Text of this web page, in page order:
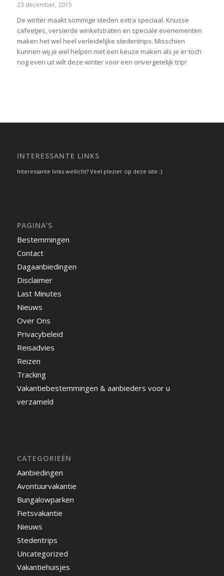
23 december, 2015
De winter maakt sommige steden extra speciaal. Knusse
cafeetjes, versierde winkelstraten en speciale evenementen
maken het wel heel verleidelijke stedentrips. Misschien
kunnen wij je wel helpen met een keuze maken als je er toch
nog even uit wilt deze winter voor een onvergetelijk trip!
INTERESSANTE LINKS
Interessante links wellicht? Veel plezier op deze site :)
PAGINA’S
Bestemmingen
Contact
Dagaanbiedingen
Disclaimer
Last Minutes
Nieuws
Over Ons
Privacybeleid
Reisadvies
Reizen
Tracking
Vakantiebestemmingen & aanbieders voor u
verzameld
CATEGORIEËN
Aanbiedingen
Avontuurvakantie
Bungalowparken
Fietsvakantie
Nieuws
Stedentrips
Uncategorized
Vakantiehuisjes